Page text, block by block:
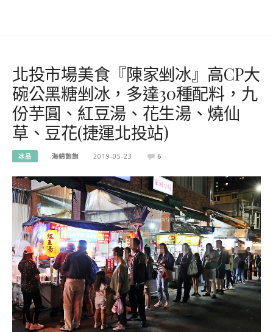
北投市場美食『陳家剉冰』高CP大
碗公黑糖剉冰，多達30種配料，九
份芋圓、紅豆湯、花生湯、燒仙
草、豆花(捷運北投站)
冰品 海綿飽飽 2019-05-23 6